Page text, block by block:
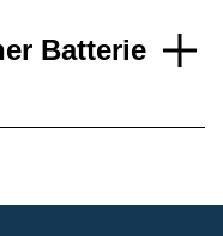
Batterie